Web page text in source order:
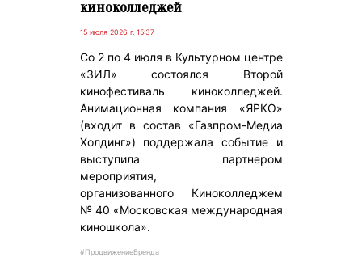
киноколледжей
15 июля 2026 г. 15:37
Со 2 по 4 июля в Культурном центре
«ЗИЛ» состоялся Второй
кинофестиваль киноколледжей.
Анимационная компания «ЯРКО»
(входит в состав «Газпром-Медиа
Холдинг») поддержала событие и
выступила партнером
мероприятия,
организованного Киноколледжем
№ 40 «Московская международная
киношкола».
#ПродвижениеБренда